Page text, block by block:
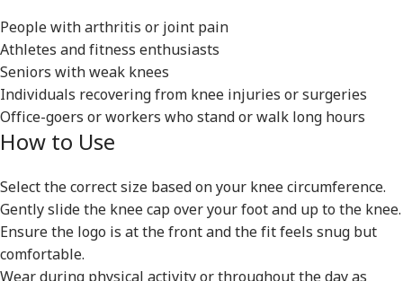
People with arthritis or joint pain
Athletes and fitness enthusiasts
Seniors with weak knees
Individuals recovering from knee injuries or surgeries
Office-goers or workers who stand or walk long hours
How to Use
Select the correct size based on your knee circumference.
Gently slide the knee cap over your foot and up to the knee.
Ensure the logo is at the front and the fit feels snug but
comfortable.